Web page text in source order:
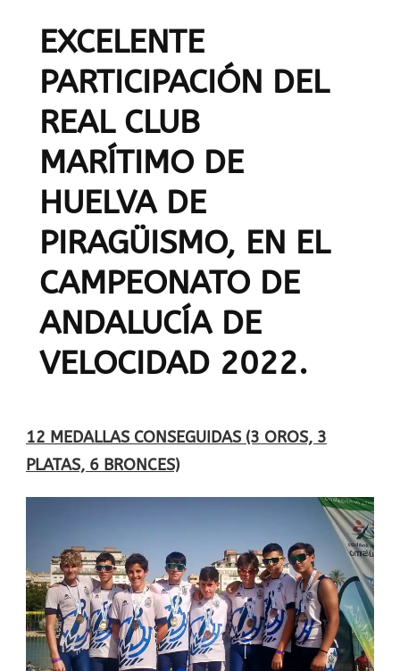
EXCELENTE
PARTICIPACIÓN DEL
REAL CLUB
MARÍTIMO DE
HUELVA DE
PIRAGÜISMO, EN EL
CAMPEONATO DE
ANDALUCÍA DE
VELOCIDAD 2022.
12 MEDALLAS CONSEGUIDAS (3 OROS, 3
PLATAS, 6 BRONCES)